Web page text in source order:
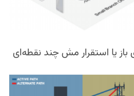
یا استقرار مش چند نقطه‌ای